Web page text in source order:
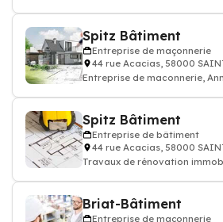
Spitz Bâtiment
Entreprise de maçonnerie
44 rue Acacias, 58000
Entreprise de maconnerie,
Spitz Bâtiment
Entreprise de bâtiment
44 rue Acacias, 58000
Travaux de rénovation
Briat-Bâtiment
Entreprise de maçonnerie